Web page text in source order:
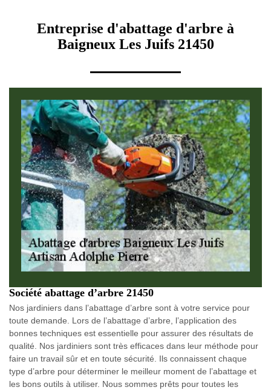
Entreprise d'abattage d'arbre à
Baigneux Les Juifs 21450
Société abattage d’arbre 21450
Nos jardiniers dans l’abattage d’arbre sont à votre service pour
toute demande. Lors de l’abattage d’arbre, l’application des
bonnes techniques est essentielle pour assurer des résultats de
qualité. Nos jardiniers sont très efficaces dans leur méthode pour
faire un travail sûr et en toute sécurité. Ils connaissent chaque
type d’arbre pour déterminer le meilleur moment de l’abattage et
les bons outils à utiliser. Nous sommes prêts pour toutes les